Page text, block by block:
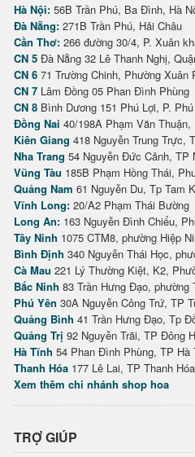
Hà Nội: 56B Trần Phú, Ba Đình, Hà
Đà Nẵng: 271B Trần Phú, Hải Châu
Cần Thơ: 266 đường 30/4, P. Xuân
CN 5 Đà Nẵng 32 Lê Thanh Nghị,
CN 6 71 Trường Chinh, Phường Xuân
CN 7 Lâm Đồng 05 Phan Đình Phùng
CN 8 Bình Dương 151 Phú Lợi, P.
Đồng Nai 40/198A Phạm Văn
Kiên Giang 418 Nguyễn Trung Trực,
Nha Trang 54 Nguyễn Đức Cảnh, TP
Vũng Tàu 185B Phạm Hồng Thái,
Quảng Nam 61 Nguyễn Du, Tp Tam
Vĩnh Long: 20/A2 Phạm Thái Bường
Long An: 163 Nguyễn Đình Chiểu,
Tây Ninh 1075 CTM8, phường Hiệp
Bình Định 340 Nguyễn Thái Học,
Cà Mau 221 Lý Thường Kiệt, K2,
Bắc Ninh 83 Trần Hưng Đạo,
Phú Yên 30A Nguyễn Công Trứ, TP
Quảng Bình 41 Trần Hưng Đạo, Tp
Quảng Trị 92 Nguyễn Trãi, TP Đông
Hà Tĩnh 54 Phan Đình Phùng, TP Hà
Thanh Hóa 177 Lê Lai, TP Thanh Hóa
Xem thêm chi nhánh shop hoa
TRỢ GIÚP